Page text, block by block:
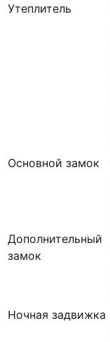
Утеплитель
Основной замок
Дополнительный
замок
Ночная задвижка